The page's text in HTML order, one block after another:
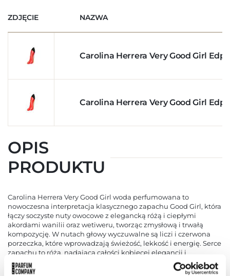
ZDJĘCIE NAZWA
Carolina Herrera Very Good Girl Edp
Carolina Herrera Very Good Girl Edp
OPIS
PRODUKTU
Carolina Herrera Very Good Girl woda perfumowana to
nowoczesna interpretacja klasycznego zapachu Good Girl, która
łączy soczyste nuty owocowe z elegancką różą i ciepłymi
akordami wanilii oraz wetiweru, tworząc zmysłową i trwałą
kompozycję. W nutach głowy wyczuwalne są liczi i czerwona
porzeczka, które wprowadzają świeżość, lekkość i energię. Serce
zapachu to róża, nadająca całości kobiecej elegancji i
wyrazistego charakteru. Baza składa się z wanilii i wetiweru,
zapewniając głębię, trwałość i ciepły, otulający aromat. Butelka